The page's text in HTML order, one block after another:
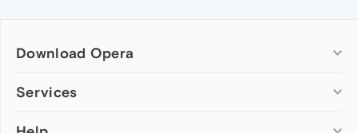
Download Opera
Computer browsers
Services
Add-ons